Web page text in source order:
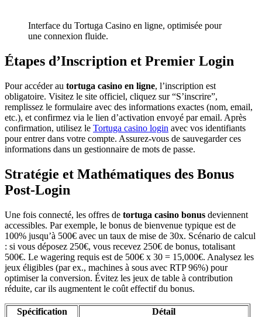
Interface du Tortuga Casino en ligne, optimisée pour
une connexion fluide.
Étapes d’Inscription et Premier Login
Pour accéder au tortuga casino en ligne, l’inscription est
obligatoire. Visitez le site officiel, cliquez sur “S’inscrire”,
remplissez le formulaire avec des informations exactes (nom, email,
etc.), et confirmez via le lien d’activation envoyé par email. Après
confirmation, utilisez le Tortuga casino login avec vos identifiants
pour entrer dans votre compte. Assurez-vous de sauvegarder ces
informations dans un gestionnaire de mots de passe.
Stratégie et Mathématiques des Bonus
Post-Login
Une fois connecté, les offres de tortuga casino bonus deviennent
accessibles. Par exemple, le bonus de bienvenue typique est de
100% jusqu’à 500€ avec un taux de mise de 30x. Scénario de calcul
: si vous déposez 250€, vous recevez 250€ de bonus, totalisant
500€. Le wagering requis est de 500€ x 30 = 15,000€. Analysez les
jeux éligibles (par ex., machines à sous avec RTP 96%) pour
optimiser la conversion. Évitez les jeux de table à contribution
réduite, car ils augmentent le coût effectif du bonus.
Spécification
Détail